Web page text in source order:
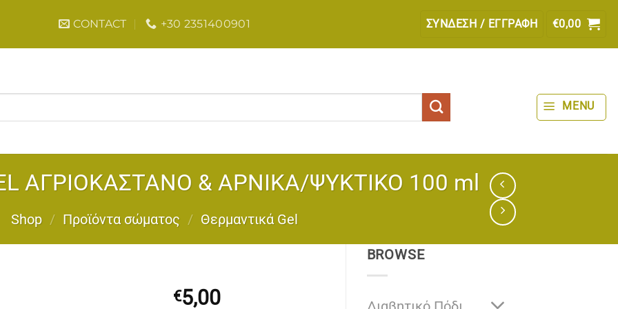
CONTACT +30 2351400901 ΣΎΝΔΕΣΗ / ΕΓΓΡΑΦΉ €0,00
MENU
ΑΓΡΙΟΚΑΣΤΑΝΟ & ΑΡΝΙΚΑ/ΨΥΚΤΙΚΟ 100 ml
Shop / Προϊόντα σώματος / Θερμαντικά Gel
BROWSE
€5,00